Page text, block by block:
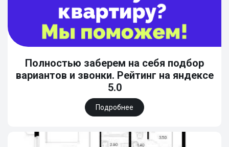
Полностью заберем на себя подбор
вариантов и звонки. Рейтинг на яндексе
5.0
Подробнее